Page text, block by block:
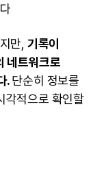
만, 기록이
네트워크로
.단순히 정보를
각적으로 확인할